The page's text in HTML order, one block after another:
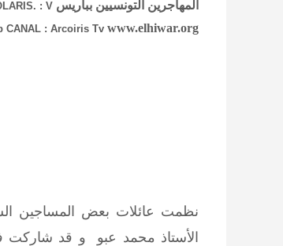
المهاجرين التونسيين بباريس : V
CANAL : Arcoiris Tv www.elhiwar.org
نظمت عائلات بعض المساجين
الأستاذ محمد عبو و قد شاركت